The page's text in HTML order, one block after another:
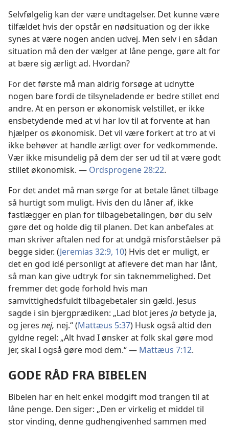
Selvfølgelig kan der være undtagelser. Det kunne være
tilfældet hvis der opstår en nødsituation og der ikke
synes at være nogen anden udvej. Men selv i en sådan
situation må den der vælger at låne penge, gøre alt for
at bære sig ærligt ad. Hvordan?
For det første må man aldrig forsøge at udnytte
nogen bare fordi de tilsyneladende er bedre stillet end
andre. At en person er økonomisk velstillet, er ikke
ensbetydende med at vi har lov til at forvente at han
hjælper os økonomisk. Det vil være forkert at tro at vi
ikke behøver at handle ærligt over for vedkommende.
Vær ikke misundelig på dem der ser ud til at være godt
stillet økonomisk. — Ordsprogene 28:22.
For det andet må man sørge for at betale lånet tilbage
så hurtigt som muligt. Hvis den du låner af, ikke
fastlægger en plan for tilbagebetalingen, bør du selv
gøre det og holde dig til planen. Det kan anbefales at
man skriver aftalen ned for at undgå misforståelser på
begge sider. (Jeremias 32:9, 10) Hvis det er muligt, er
det en god idé personligt at aflevere det man har lånt,
så man kan give udtryk for sin taknemmelighed. Det
fremmer det gode forhold hvis man
samvittighedsfuldt tilbagebetaler sin gæld. Jesus
sagde i sin bjergprædiken: „Lad blot jeres ja betyde ja,
og jeres nej, nej.“ (Mattæus 5:37) Husk også altid den
gyldne regel: „Alt hvad I ønsker at folk skal gøre mod
jer, skal I også gøre mod dem.“ — Mattæus 7:12.
GODE RÅD FRA BIBELEN
Bibelen har en helt enkel modgift mod trangen til at
låne penge. Den siger: „Den er virkelig et middel til
stor vinding, denne gudhengivenhed sammen med